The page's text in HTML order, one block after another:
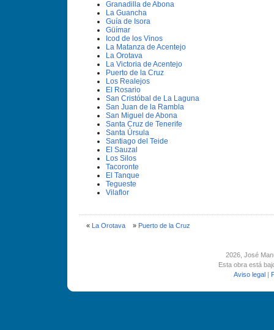
Granadilla de Abona
La Guancha
Guí­a de Isora
Güí­mar
Icod de los Vinos
La Matanza de Acentejo
La Orotava
La Victoria de Acentejo
Puerto de la Cruz
Los Realejos
El Rosario
San Cristóbal de La Laguna
San Juan de la Rambla
San Miguel de Abona
Santa Cruz de Tenerife
Santa Úrsula
Santiago del Teide
El Sauzal
Los Silos
Tacoronte
El Tanque
Tegueste
Vilaflor
« La Orotava» Puerto de la Cruz
2026, José
Esta obra está
Aviso legal |